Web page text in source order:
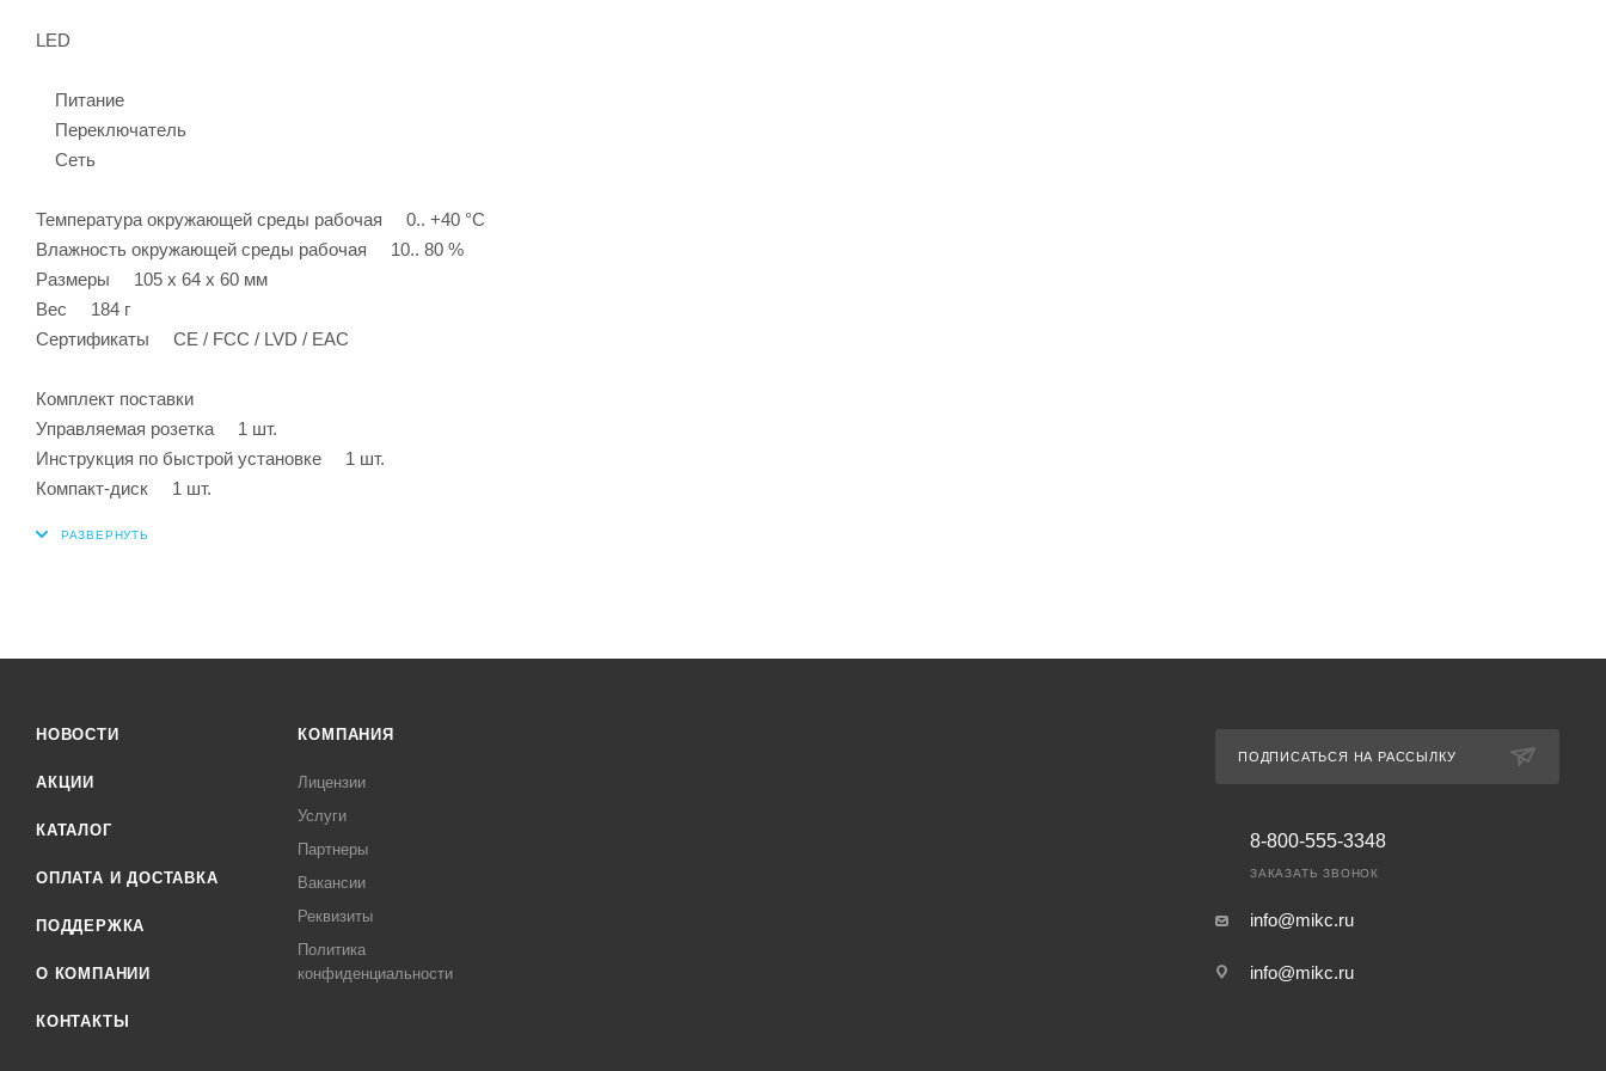
LED
Питание
Переключатель
Сеть
Температура окружающей среды рабочая 0.. +40 °C
Влажность окружающей среды рабочая 10.. 80 %
Размеры 105 x 64 x 60 мм
Вес 184 г
Сертификаты CE / FCC / LVD / EAC
Комплект поставки
Управляемая розетка 1 шт.
Инструкция по быстрой установке 1 шт.
Компакт-диск 1 шт.
НОВОСТИ
АКЦИИ
КАТАЛОГ
ОПЛАТА И ДОСТАВКА
ПОДДЕРЖКА
О КОМПАНИИ
КОНТАКТЫ
КОМПАНИЯ
Лицензии
Услуги
Партнеры
Вакансии
Реквизиты
Политика
конфиденциальности
ПОДПИСАТЬСЯ НА РАССЫЛКУ
8-800-555-3348
ЗАКАЗАТЬ ЗВОНОК
info@mikc.ru
info@mikc.ru